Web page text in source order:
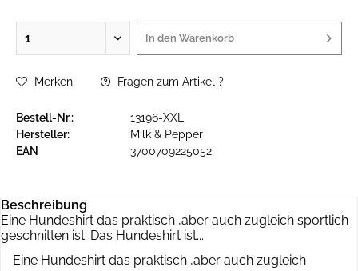
In den Warenkorb
Merken Fragen zum Artikel ?
Bestell-Nr.:
13196-XXL
Hersteller:
Milk & Pepper
EAN
3700709225052
Beschreibung
Eine Hundeshirt das praktisch ,aber auch zugleich sportlich
geschnitten ist. Das Hundeshirt ist...
Eine Hundeshirt das praktisch ,aber auch zugleich